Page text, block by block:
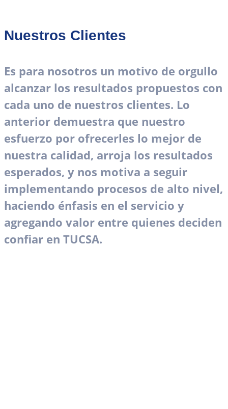
Nuestros Clientes
Es para nosotros un motivo de orgullo
alcanzar los resultados propuestos con
cada uno de nuestros clientes. Lo
anterior demuestra que nuestro
esfuerzo por ofrecerles lo mejor de
nuestra calidad, arroja los resultados
esperados, y nos motiva a seguir
implementando procesos de alto nivel,
haciendo énfasis en el servicio y
agregando valor entre quienes deciden
confiar en TUCSA.